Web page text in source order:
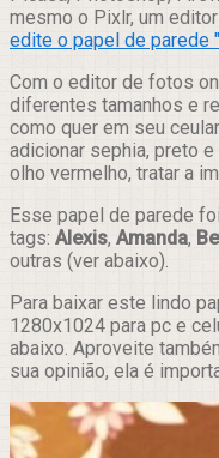
mesmo o Pixlr, um
edite o papel de parede
Com o editor de fotos
diferentes tamanhos e
como quer em seu
adicionar sephia, preto
olho vermelho, tratar a
Esse papel de parede
tags: Alexis, Amanda,
outras (ver abaixo).
Para baixar este lindo
1280x1024 para pc e
abaixo. Aproveite
sua opinião, ela é